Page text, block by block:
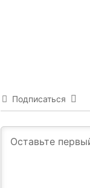
Подписаться